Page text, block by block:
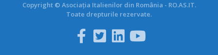
Copyright © Asociația Italienilor din România - RO.AS.IT.
Toate drepturile rezervate.